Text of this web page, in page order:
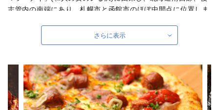
志管内の南端にあり、札幌市と函館市のほぼ中間点に位置しま
洋を臨んでいますが、いずれもわずかな距離で直接海岸に接す
ることがない特殊な地形となっています。人口 2,632人(令和4
村』連合に加盟しています。
自治体ホームページはこちら（外部サイト）
外部サイトへ遷移します。
個人情報の保護は遷移先サイトの方針に従います。
さらに表示